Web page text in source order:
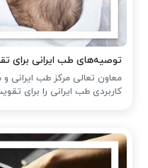
توصیه‌های طب ایرانی برای
معاون تعالی مرکز طب ایرانی
کاربردی طب ایرانی را برای